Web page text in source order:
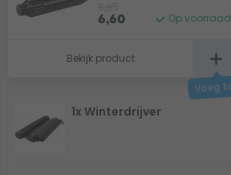
6,60 Op voorraad
Bekijk product
1x Winterdrijver